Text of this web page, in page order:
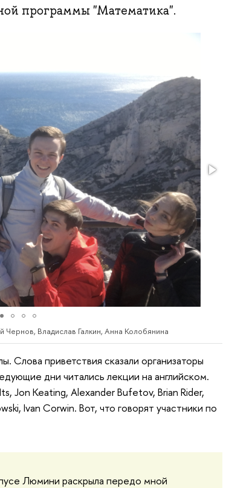
программы "Математика".
Владислав Галкин, Анна Колобянина
Слова приветствия сказали организаторы
дни читались лекции на английском.
Jon Keating, Alexander Bufetov, Brian Rider,
Ivan Corwin. Вот, что говорят участники по
Люмини раскрыла передо мной